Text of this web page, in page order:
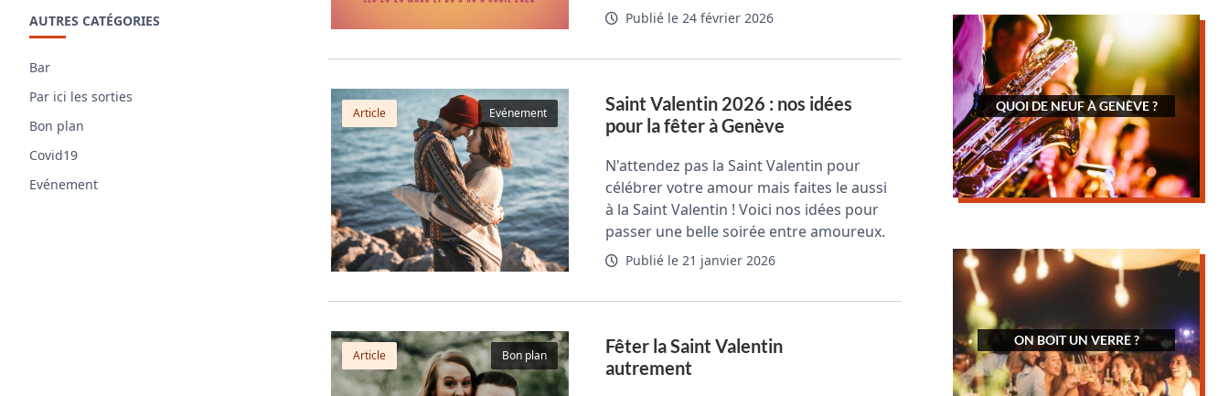
AUTRES CATÉGORIES
Bar
Par ici les sorties
Bon plan
Covid19
Evénement
Publié le 24 février 2026
Evénement
Article
Saint Valentin 2026 : nos idées
pour la fêter à Genève
N'attendez pas la Saint Valentin pour
célébrer votre amour mais faites le aussi
à la Saint Valentin ! Voici nos idées pour
passer une belle soirée entre amoureux.
Publié le 21 janvier 2026
Bon plan
Article
Fêter la Saint Valentin
autrement
QUOI DE NEUF À GENÈVE ?
ON BOIT UN VERRE ?